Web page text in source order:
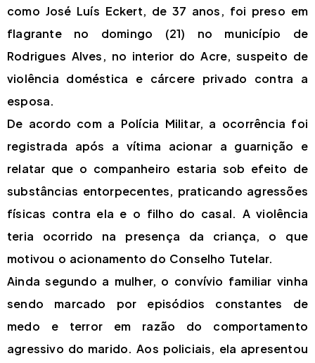
como José Luís Eckert, de 37 anos, foi preso em
flagrante no domingo (21) no município de
Rodrigues Alves, no interior do Acre, suspeito de
violência doméstica e cárcere privado contra a
esposa.
De acordo com a Polícia Militar, a ocorrência foi
registrada após a vítima acionar a guarnição e
relatar que o companheiro estaria sob efeito de
substâncias entorpecentes, praticando agressões
físicas contra ela e o filho do casal. A violência
teria ocorrido na presença da criança, o que
motivou o acionamento do Conselho Tutelar.
Ainda segundo a mulher, o convívio familiar vinha
sendo marcado por episódios constantes de
medo e terror em razão do comportamento
agressivo do marido. Aos policiais, ela apresentou